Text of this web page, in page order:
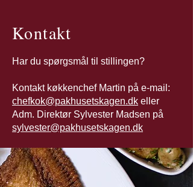
Kontakt
Har du spørgsmål til stillingen?
Kontakt køkkenchef Martin på e-mail:
chefkok@pakhusetskagen.dk eller
Adm. Direktør Sylvester Madsen på
sylvester@pakhusetskagen.dk